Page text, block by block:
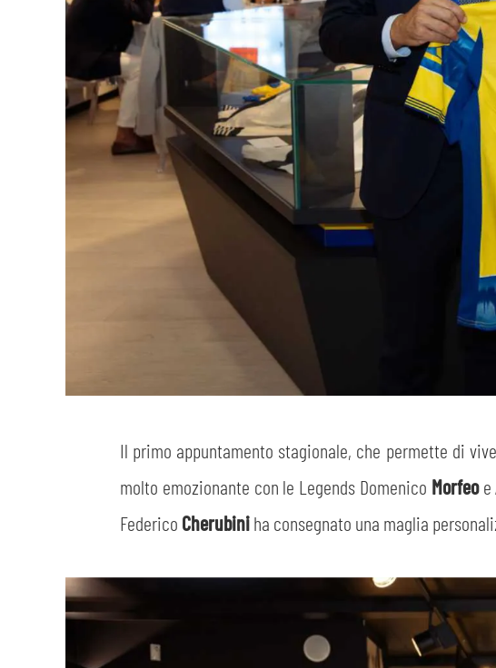
Il primo appuntamento stagionale, che permette di
molto emozionante con le Legends Domenico Morfeoe
Federico Cherubiniha consegnato una maglia